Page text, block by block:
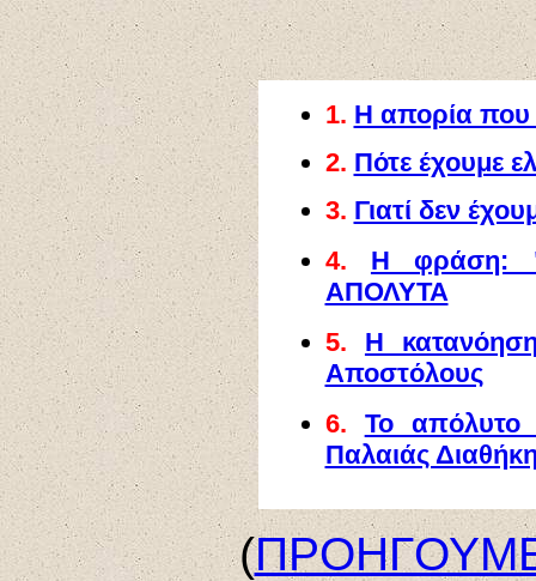
1. Η απορία που
2. Πότε έχουμε
3. Γιατί δεν
4. Η φράση:
ΑΠΟΛΥΤΑ
5. Η
Αποστόλους
6. Το απόλυτο
Παλαιάς
(